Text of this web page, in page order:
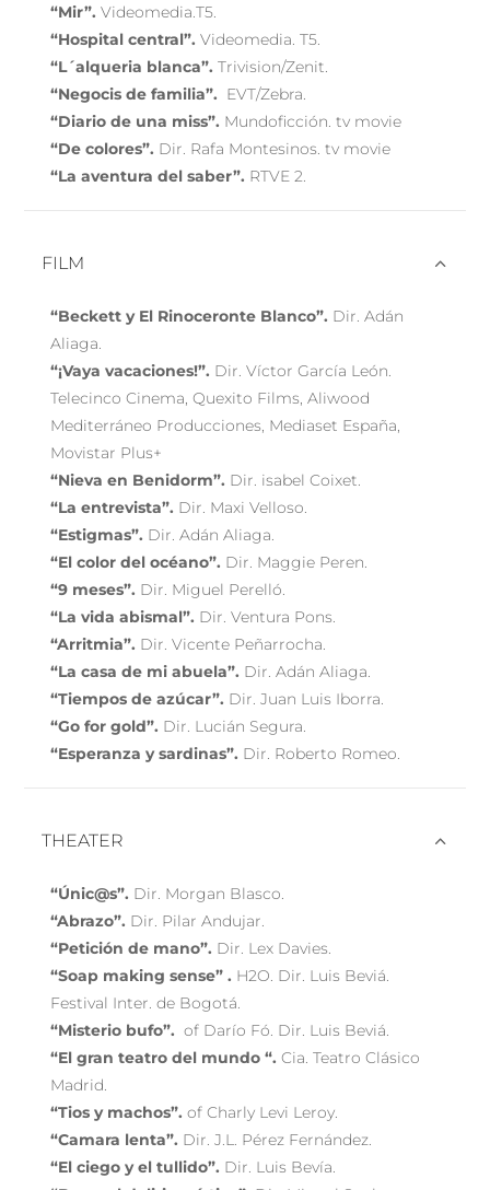
“Mir”. Videomedia.T5.
“Hospital central”. Videomedia. T5.
“L´alqueria blanca”. Trivision/Zenit.
“Negocis de familia”. EVT/Zebra.
“Diario de una miss”. Mundoficción. tv movie
“De colores”. Dir. Rafa Montesinos. tv movie
“La aventura del saber”. RTVE 2.
FILM
“Beckett y El Rinoceronte Blanco”. Dir. Adán
Aliaga.
“¡Vaya vacaciones!”. Dir. Víctor García León.
Telecinco Cinema, Quexito Films, Aliwood
Mediterráneo Producciones, Mediaset España,
Movistar Plus+
“Nieva en Benidorm”. Dir. isabel Coixet.
“La entrevista”. Dir. Maxi Velloso.
“Estigmas”. Dir. Adán Aliaga.
“El color del océano”. Dir. Maggie Peren.
“9 meses”. Dir. Miguel Perelló.
“La vida abismal”. Dir. Ventura Pons.
“Arritmia”. Dir. Vicente Peñarrocha.
“La casa de mi abuela”. Dir. Adán Aliaga.
“Tiempos de azúcar”. Dir. Juan Luis Iborra.
“Go for gold”. Dir. Lucián Segura.
“Esperanza y sardinas”. Dir. Roberto Romeo.
THEATER
“Únic@s”. Dir. Morgan Blasco.
“Abrazo”. Dir. Pilar Andujar.
“Petición de mano”. Dir. Lex Davies.
“Soap making sense” . H2O. Dir. Luis Beviá.
Festival Inter. de Bogotá.
“Misterio bufo”. of Darío Fó. Dir. Luis Beviá.
“El gran teatro del mundo “. Cia. Teatro Clásico
Madrid.
“Tios y machos”. of Charly Levi Leroy.
“Camara lenta”. Dir. J.L. Pérez Fernández.
“El ciego y el tullido”. Dir. Luis Bevía.